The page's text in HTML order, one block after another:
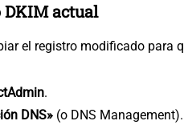
DKIM actual
el registro modificado para
.
DNS» (o DNS Management).